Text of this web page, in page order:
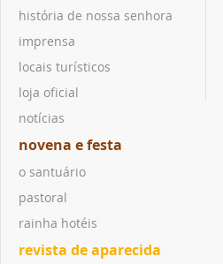
história de nossa senhora
imprensa
locais turísticos
loja oficial
notícias
novena e festa
o santuário
pastoral
rainha hotéis
revista de aparecida